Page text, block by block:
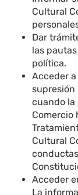
Cultural
Dar
las
política.
Acceder
supresión
cuando la
Comercio
Cultural
Acceder
La